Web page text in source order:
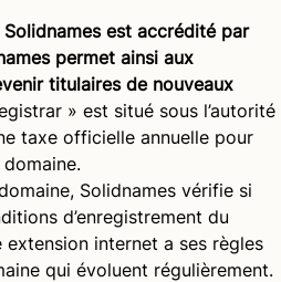
Solidnames est accrédité par
permet ainsi aux
titulaires de nouveaux
» est situé sous l’autorité
taxe officielle annuelle pour
Solidnames vérifie si
d’enregistrement du
internet a ses règles
qui évoluent régulièrement.